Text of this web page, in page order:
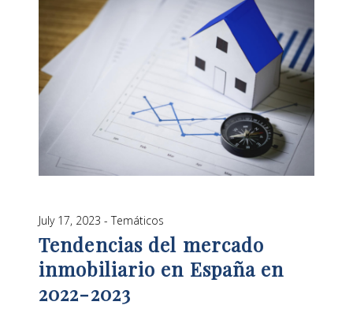
July 17, 2023 Temáticos
Tendencias del mercado
inmobiliario en España en
2022-2023